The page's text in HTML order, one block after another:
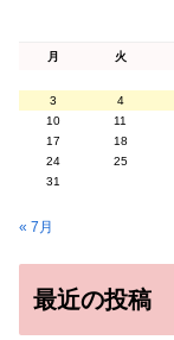
月 火
3
4
10
11
17
18
24
25
31
« 7月
最近の投稿